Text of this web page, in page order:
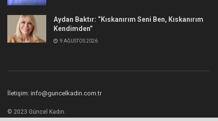
Aydan Baktır: “Kıskanırım Seni Ben, Kıskanırım
Kendimden”
9 AĞUSTOS 2026
İletişim: info@guncelkadin.com.tr
© 2023 Güncel Kadın.